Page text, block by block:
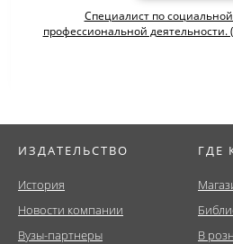
Специалист по
профессиональной
ИЗДАТЕЛЬСТВО
История
Новости компании
Вузы-партнеры
ГДЕ
В